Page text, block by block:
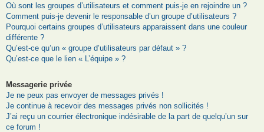
Où sont les groupes d’utilisateurs et comment puis-je en rejoindre un ?
Comment puis-je devenir le responsable d’un groupe d’utilisateurs ?
Pourquoi certains groupes d’utilisateurs apparaissent dans une couleur
différente ?
Qu’est-ce qu’un « groupe d’utilisateurs par défaut » ?
Qu’est-ce que le lien « L’équipe » ?
Messagerie privée
Je ne peux pas envoyer de messages privés !
Je continue à recevoir des messages privés non sollicités !
J’ai reçu un courrier électronique indésirable de la part de quelqu’un sur
ce forum !